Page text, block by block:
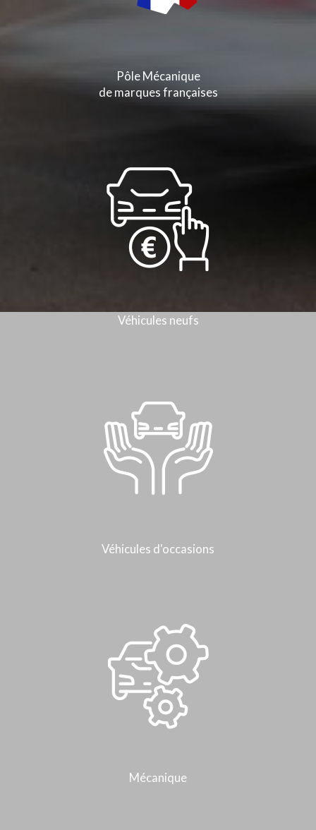
Pôle Mécanique
de marques françaises
Véhicules neufs
Véhicules d'occasions
Mécanique